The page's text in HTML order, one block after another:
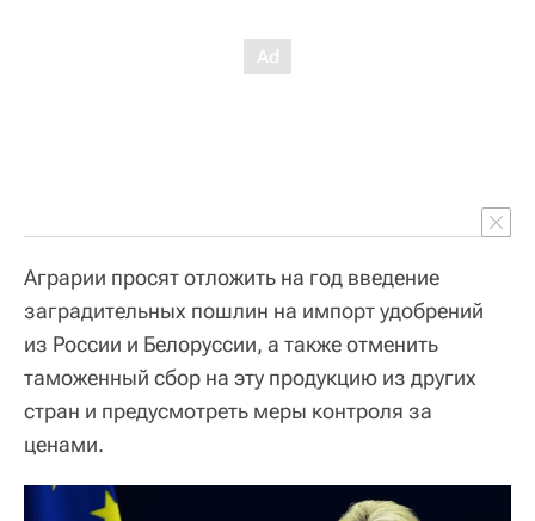
Аграрии просят отложить на год введение
заградительных пошлин на импорт удобрений
из России и Белоруссии, а также отменить
таможенный сбор на эту продукцию из других
стран и предусмотреть меры контроля за
ценами.